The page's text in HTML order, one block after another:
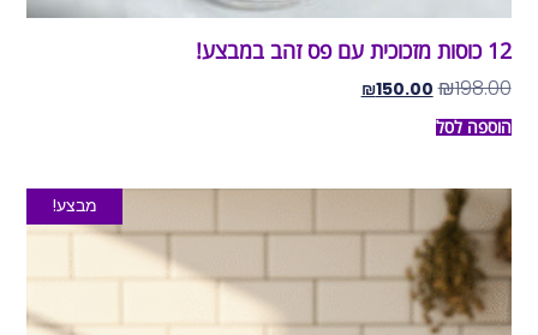
12 כוסות מזכוכית עם פס זהב במבצע!
₪198.00
₪150.00
הוספה לסל
מבצע!